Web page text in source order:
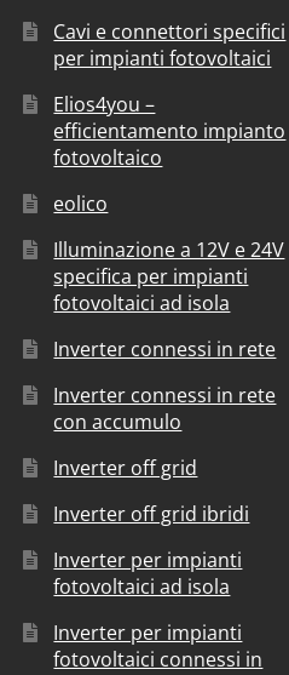
Cavi e connettori specifici
per impianti fotovoltaici
Elios4you –
efficientamento impianto
fotovoltaico
eolico
Illuminazione a 12V e 24V
specifica per impianti
fotovoltaici ad isola
Inverter connessi in rete
Inverter connessi in rete
con accumulo
Inverter off grid
Inverter off grid ibridi
Inverter per impianti
fotovoltaici ad isola
Inverter per impianti
fotovoltaici connessi in